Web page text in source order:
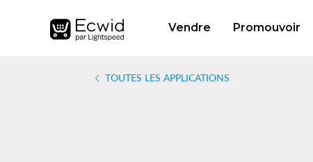
Vendre Promouvoir
TOUTES LES APPLICATIONS